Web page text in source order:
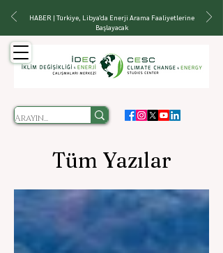
HABER | Türkiye, Libya'da Enerji Arama Faaliyetlerine
Başlayacak
Tüm Yazılar